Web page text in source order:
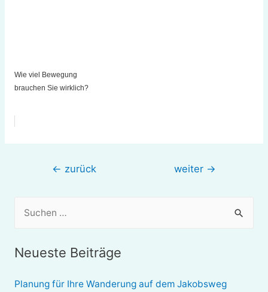
Wie viel Bewegung
brauchen Sie wirklich?
Beitragsnavigation
← zurück weiter →
e
Neueste Beiträge
Planung für Ihre Wanderung auf dem Jakobsweg